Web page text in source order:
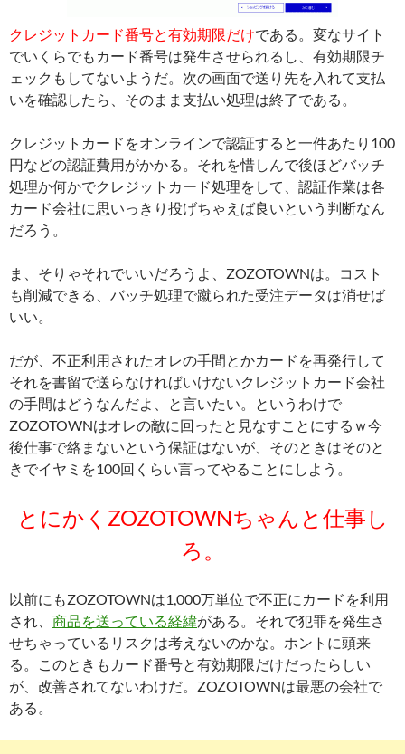
クレジットカード番号と有効期限だけである。変なサイト
でいくらでもカード番号は発生させられるし、有効期限チ
ェックもしてないようだ。次の画面で送り先を入れて支払
いを確認したら、そのまま支払い処理は終了である。
クレジットカードをオンラインで認証すると一件あたり100
円などの認証費用がかかる。それを惜しんで後ほどバッチ
処理か何かでクレジットカード処理をして、認証作業は各
カード会社に思いっきり投げちゃえば良いという判断なん
だろう。
ま、そりゃそれでいいだろうよ、ZOZOTOWNは。コスト
も削減できる、バッチ処理で蹴られた受注データは消せば
いい。
だが、不正利用されたオレの手間とかカードを再発行して
それを書留で送らなければいけないクレジットカード会社
の手間はどうなんだよ、と言いたい。というわけで
ZOZOTOWNはオレの敵に回ったと見なすことにするｗ今
後仕事で絡まないという保証はないが、そのときはそのと
きでイヤミを100回くらい言ってやることにしよう。
とにかくZOZOTOWNちゃんと仕事し
ろ。
以前にもZOZOTOWNは1,000万単位で不正にカードを利用
され、 商品を送っている経緯がある。それで犯罪を発生さ
せちゃっているリスクは考えないのかな。ホントに頭来
る。このときもカード番号と有効期限だけだったらしい
が、改善されてないわけだ。ZOZOTOWNは最悪の会社で
ある。